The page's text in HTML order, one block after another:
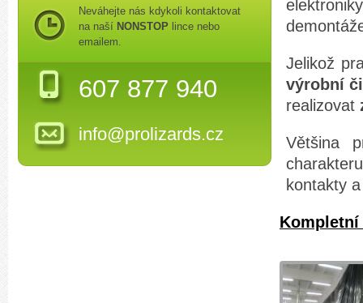
Jelikož
výrobní
realizovat
Většina
kontakty
Neváhejte nás kdykoli kontaktovat
na naší NONSTOP lince nebo
emailem.
607 877 940
info@prolizards.cz